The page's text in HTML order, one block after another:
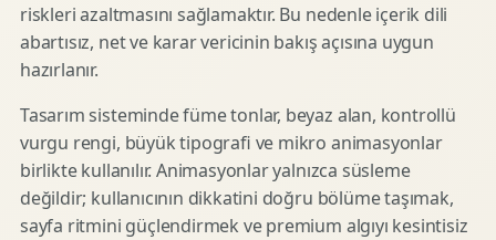
riskleri azaltmasını sağlamaktır. Bu nedenle içerik dili
abartısız, net ve karar vericinin bakış açısına uygun
hazırlanır.
Tasarım sisteminde füme tonlar, beyaz alan, kontrollü
vurgu rengi, büyük tipografi ve mikro animasyonlar
birlikte kullanılır. Animasyonlar yalnızca süsleme
değildir; kullanıcının dikkatini doğru bölüme taşımak,
sayfa ritmini güçlendirmek ve premium algıyı kesintisiz